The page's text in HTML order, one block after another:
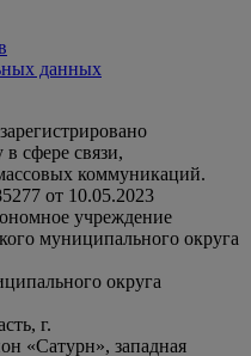
данных
сфере связи,
коммуникаций.
от 10.05.2023
учреждение
муниципального округа
округа
г.
«Сатурн», западная